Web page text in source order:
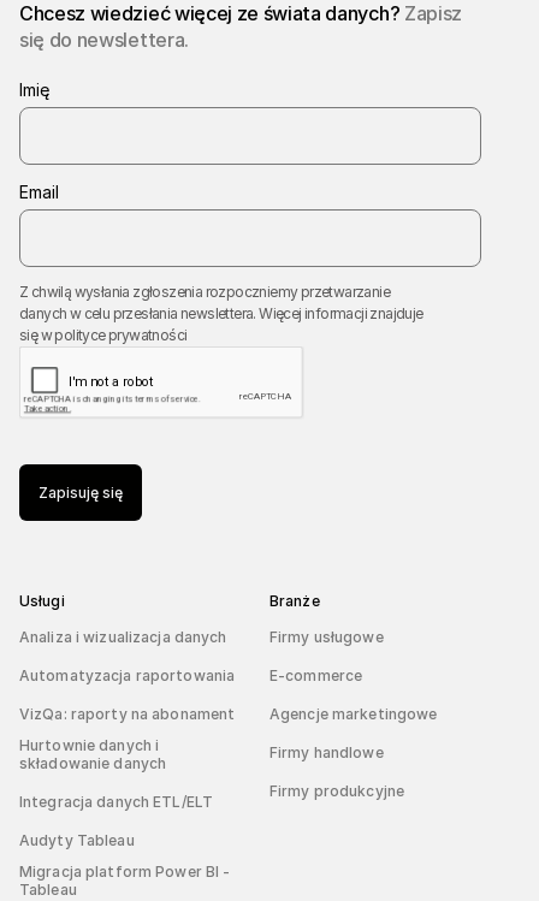
Chcesz wiedzieć więcej ze świata danych? Zapisz
się do newslettera.
Imię
Email
Z chwilą wysłania zgłoszenia rozpoczniemy przetwarzanie
danych w celu przesłania newslettera. Więcej informacji znajduje
się wpolityce prywatności
Zapisuję się
Usługi
Analiza i wizualizacja danych
Automatyzacja raportowania
VizQa: raporty na abonament
Hurtownie danych i
składowanie danych
Integracja danych ETL/ELT
Audyty Tableau
Migracja platform Power BI -
Tableau
Branże
Firmy usługowe
E-commerce
Agencje marketingowe
Firmy handlowe
Firmy produkcyjne